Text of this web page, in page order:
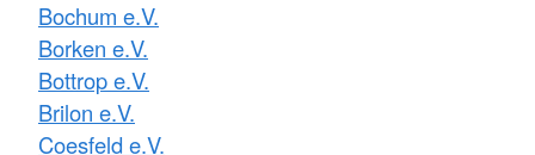
Bochum e.V.
Borken e.V.
Bottrop e.V.
Brilon e.V.
Coesfeld e.V.